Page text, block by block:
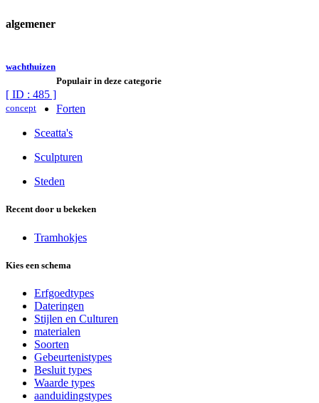
algemener
wachthuizen
[ ID : 485 ]
concept
Populair in deze categorie
Forten
Sceatta's
Sculpturen
Steden
Recent door u bekeken
Tramhokjes
Kies een schema
Erfgoedtypes
Dateringen
Stijlen en Culturen
materialen
Soorten
Gebeurtenistypes
Besluit types
Waarde types
aanduidingstypes